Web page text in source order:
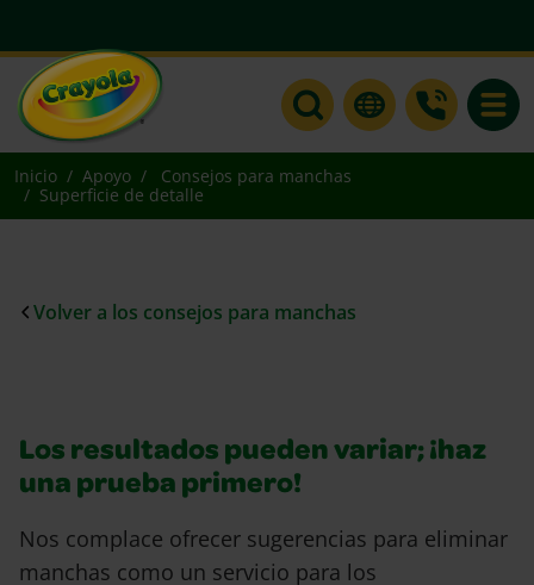
Inicio Apoyo
Consejos para manchas
Superficie de detalle
Volver a los consejos para manchas
Los resultados pueden variar; ¡haz
una prueba primero!
Nos complace ofrecer sugerencias para eliminar
manchas como un servicio para los